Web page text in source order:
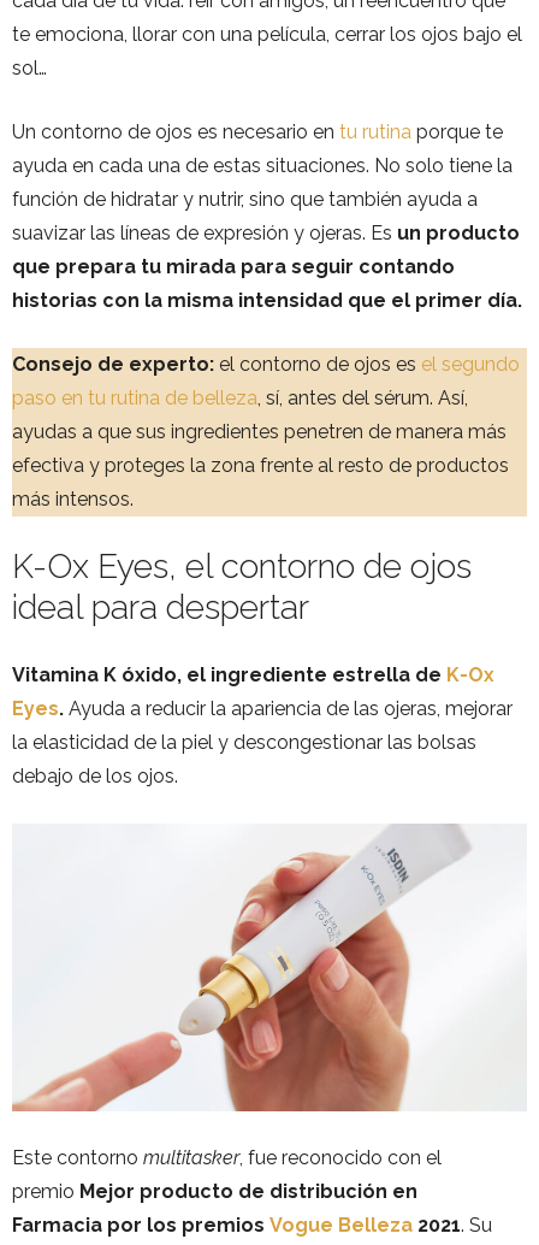
te emociona, llorar con una película, cerrar los ojos bajo el
sol…
Un contorno de ojos es necesario en tu rutina porque te
ayuda en cada una de estas situaciones. No solo tiene la
función de hidratar y nutrir, sino que también ayuda a
suavizar las líneas de expresión y ojeras. Es un producto
que prepara tu mirada para seguir contando
historias con la misma intensidad que el primer día.
Consejo de experto: el contorno de ojos es el segundo
paso en tu rutina de belleza, sí, antes del sérum. Así,
ayudas a que sus ingredientes penetren de manera más
efectiva y proteges la zona frente al resto de productos
más intensos.
K-Ox Eyes, el contorno de ojos
ideal para despertar
Vitamina K óxido, el ingrediente estrella de K-Ox
Eyes. Ayuda a reducir la apariencia de las ojeras, mejorar
la elasticidad de la piel y descongestionar las bolsas
debajo de los ojos.
Este contorno multitasker, fue reconocido con el
premio Mejor producto de distribución en
Farmacia por los premios Vogue Belleza 2021. Su